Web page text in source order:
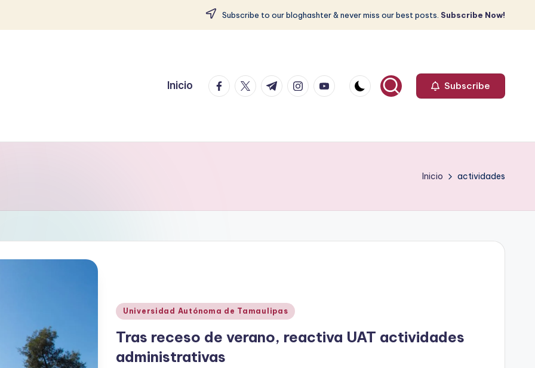
Subscribe to our bloghashter & never miss our best posts. Subscribe Now!
Inicio facebook.com
twitter.com
t.me instagram.com
youtube.com Subscribe
Inicio actividades
Publicado
Universidad Autónoma de Tamaulipas
Tras receso de verano, reactiva UAT actividades
administrativas